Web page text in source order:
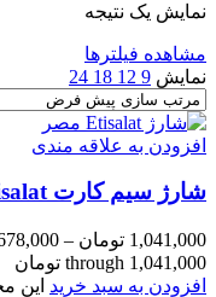
نمایش یک نتیجه
مشاهده فیلترها
نمایش 9
12
18
24
افزودن به علاقه مندی
شارژ سیم کارت Etisalat مصر
1,041,000 تومان –
through 1,041,000 تومان
افزودن به سبد خرید این